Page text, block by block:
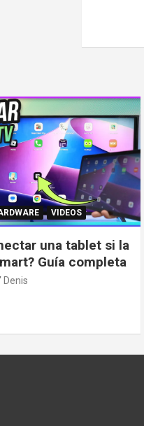
VIDEOS
una tablet si la
Guía completa
Denis